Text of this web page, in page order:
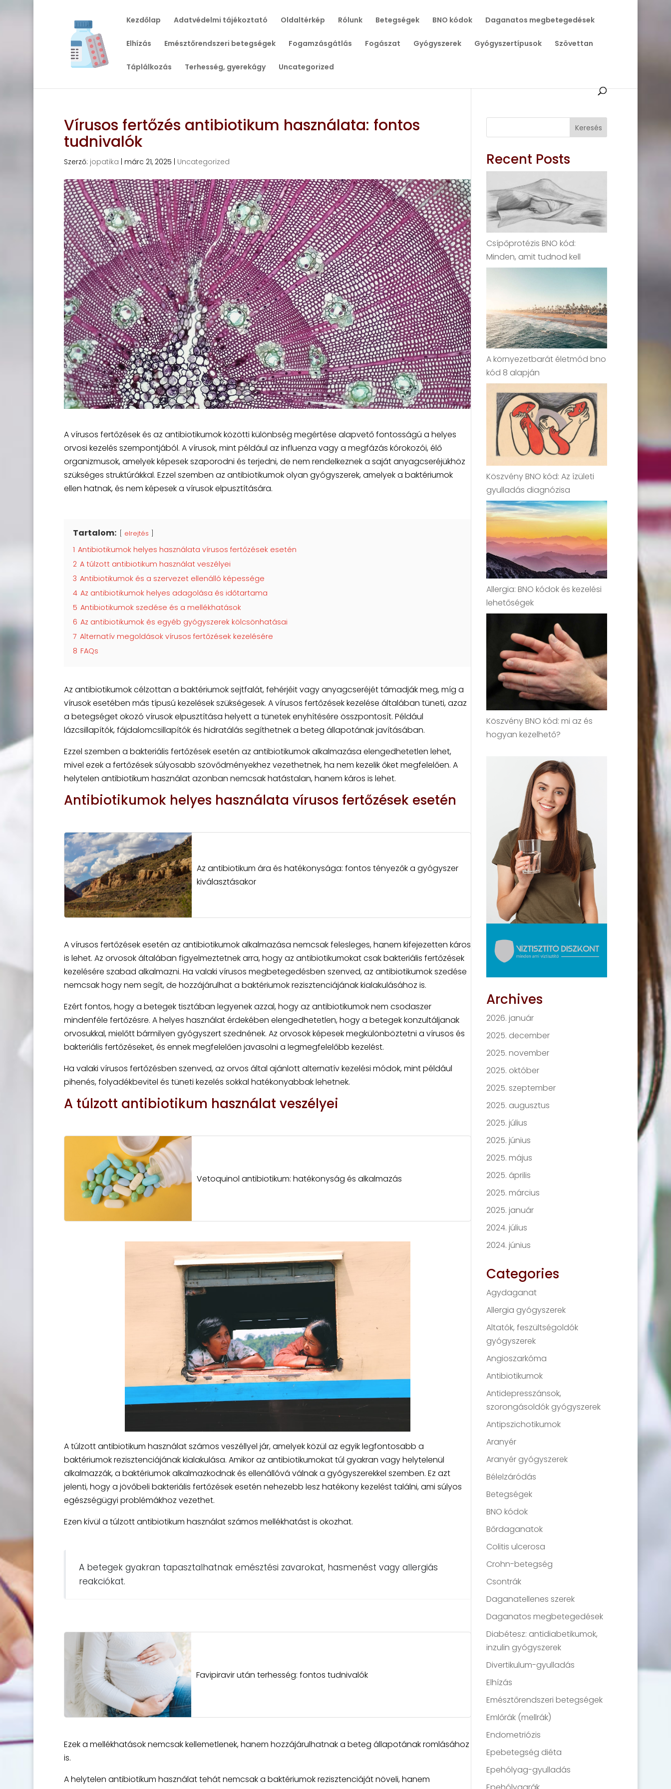
Kezdőlap Adatvédelmi tájékoztató Oldaltérkép Rólunk Betegségek BNO kódok Daganatos megbetegedések
Elhízás Emésztőrendszeri betegségek Fogamzásgátlás Fogászat Gyógyszerek Gyógyszertípusok Szövettan
Táplálkozás Terhesség, gyerekágy Uncategorized
Vírusos fertőzés antibiotikum használata: fontos
tudnivalók
Szerző: jopatika márc 21, 2025 Uncategorized
A vírusos fertőzések és az antibiotikumok közötti különbség megértése alapvető fontosságú a helyes
orvosi kezelés szempontjából. A vírusok, mint például az influenza vagy a megfázás kórokozói, élő
organizmusok, amelyek képesek szaporodni és terjedni, de nem rendelkeznek a saját anyagcseréjükhöz
szükséges struktúrákkal. Ezzel szemben az antibiotikumok olyan gyógyszerek, amelyek a baktériumok
ellen hatnak, és nem képesek a vírusok elpusztítására.
Tartalom: elrejtés
1 Antibiotikumok helyes használata vírusos fertőzések esetén
2 A túlzott antibiotikum használat veszélyei
3 Antibiotikumok és a szervezet ellenálló képessége
4 Az antibiotikumok helyes adagolása és időtartama
5 Antibiotikumok szedése és a mellékhatások
6 Az antibiotikumok és egyéb gyógyszerek kölcsönhatásai
7 Alternatív megoldások vírusos fertőzések kezelésére
8 FAQs
Az antibiotikumok célzottan a baktériumok sejtfalát, fehérjéit vagy anyagcseréjét támadják meg, míg a
vírusok esetében más típusú kezelések szükségesek. A vírusos fertőzések kezelése általában tüneti, azaz
a betegséget okozó vírusok elpusztítása helyett a tünetek enyhítésére összpontosít. Például
lázcsillapítók, fájdalomcsillapítók és hidratálás segíthetnek a beteg állapotának javításában.
Ezzel szemben a bakteriális fertőzések esetén az antibiotikumok alkalmazása elengedhetetlen lehet,
mivel ezek a fertőzések súlyosabb szövődményekhez vezethetnek, ha nem kezelik őket megfelelően. A
helytelen antibiotikum használat azonban nemcsak hatástalan, hanem káros is lehet.
Antibiotikumok helyes használata vírusos fertőzések esetén
Az antibiotikum ára és hatékonysága: fontos tényezők a gyógyszer
kiválasztásakor
A vírusos fertőzések esetén az antibiotikumok alkalmazása nemcsak felesleges, hanem kifejezetten káros
is lehet. Az orvosok általában figyelmeztetnek arra, hogy az antibiotikumokat csak bakteriális fertőzések
kezelésére szabad alkalmazni. Ha valaki vírusos megbetegedésben szenved, az antibiotikumok szedése
nemcsak hogy nem segít, de hozzájárulhat a baktériumok rezisztenciájának kialakulásához is.
Ezért fontos, hogy a betegek tisztában legyenek azzal, hogy az antibiotikumok nem csodaszer
mindenféle fertőzésre. A helyes használat érdekében elengedhetetlen, hogy a betegek konzultáljanak
orvosukkal, mielőtt bármilyen gyógyszert szednének. Az orvosok képesek megkülönböztetni a vírusos és
bakteriális fertőzéseket, és ennek megfelelően javasolni a legmegfelelőbb kezelést.
Ha valaki vírusos fertőzésben szenved, az orvos által ajánlott alternatív kezelési módok, mint például
pihenés, folyadékbevitel és tüneti kezelés sokkal hatékonyabbak lehetnek.
A túlzott antibiotikum használat veszélyei
Vetoquinol antibiotikum: hatékonyság és alkalmazás
A túlzott antibiotikum használat számos veszéllyel jár, amelyek közül az egyik legfontosabb a
baktériumok rezisztenciájának kialakulása. Amikor az antibiotikumokat túl gyakran vagy helytelenül
alkalmazzák, a baktériumok alkalmazkodnak és ellenállóvá válnak a gyógyszerekkel szemben. Ez azt
jelenti, hogy a jövőbeli bakteriális fertőzések esetén nehezebb lesz hatékony kezelést találni, ami súlyos
egészségügyi problémákhoz vezethet.
Ezen kívül a túlzott antibiotikum használat számos mellékhatást is okozhat.
A betegek gyakran tapasztalhatnak emésztési zavarokat, hasmenést vagy allergiás
reakciókat.
Favipiravir után terhesség: fontos tudnivalók
Ezek a mellékhatások nemcsak kellemetlenek, hanem hozzájárulhatnak a beteg állapotának romlásához
is.
A helytelen antibiotikum használat tehát nemcsak a baktériumok rezisztenciáját növeli, hanem
Keresés
Recent Posts
Csípőprotézis BNO kód:
Minden, amit tudnod kell
A környezetbarát életmód bno
kód 8 alapján
Köszvény BNO kód: Az ízületi
gyulladás diagnózisa
Allergia: BNO kódok és kezelési
lehetőségek
Köszvény BNO kód: mi az és
hogyan kezelhető?
Archives
2026. január
2025. december
2025. november
2025. október
2025. szeptember
2025. augusztus
2025. július
2025. június
2025. május
2025. április
2025. március
2025. január
2024. július
2024. június
Categories
Agydaganat
Allergia gyógyszerek
Altatók, feszültségoldók
gyógyszerek
Angioszarkóma
Antibiotikumok
Antidepresszánsok,
szorongásoldók gyógyszerek
Antipszichotikumok
Aranyér
Aranyér gyógyszerek
Bélelzáródás
Betegségek
BNO kódok
Bőrdaganatok
Colitis ulcerosa
Crohn-betegség
Csontrák
Daganatellenes szerek
Daganatos megbetegedések
Diabétesz: antidiabetikumok,
inzulin gyógyszerek
Divertikulum-gyulladás
Elhízás
Emésztőrendszeri betegségek
Emlőrák (mellrák)
Endometriózis
Epebetegség diéta
Epehólyag-gyulladás